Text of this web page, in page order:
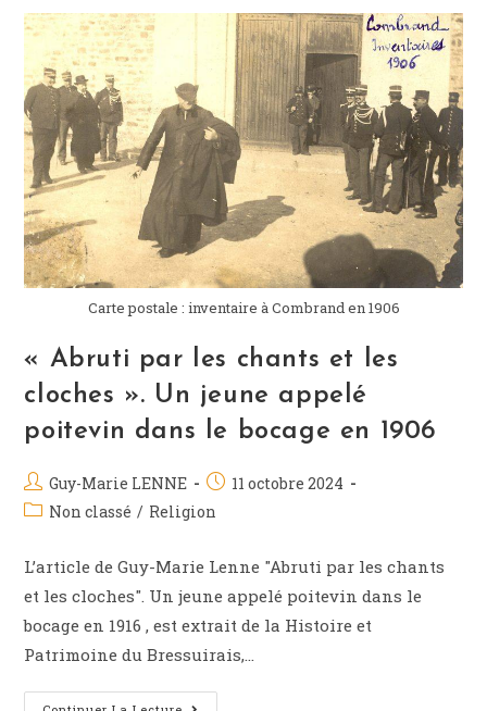
Carte postale : inventaire à Combrand en 1906
« Abruti par les chants et les
cloches ». Un jeune appelé
poitevin dans le bocage en 1906
Guy-Marie LENNE
11 octobre 2024
Non classé / Religion
L’article de Guy-Marie Lenne "Abruti par les chants
et les cloches". Un jeune appelé poitevin dans le
bocage en 1916 , est extrait de la Histoire et
Patrimoine du Bressuirais,…